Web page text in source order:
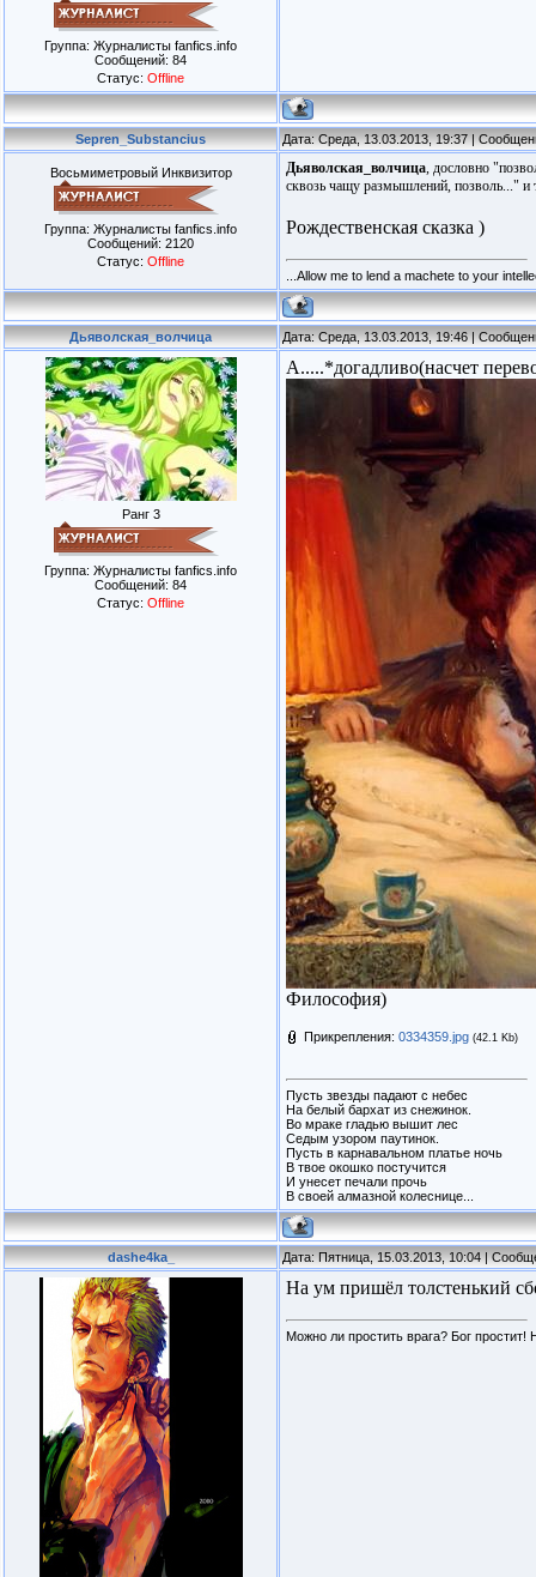
Группа: Журналисты fanfics.info
Сообщений: 84
Статус: Offline
Sepren_Substancius Дата: Среда, 13.03.2013, 19:37 |
Восьмиметровый Инквизитор
Группа: Журналисты fanfics.info
Сообщений: 2120
Статус: Offline
Дьяволская_волчица, дословно
сквозь чащу размышлений, позволь..." и
Рождественская сказка )
...Allow me to lend a machete to your
Дьяволская_волчица Дата: Среда, 13.03.2013, 19:46 |
Ранг 3
Группа: Журналисты fanfics.info
Сообщений: 84
Статус: Offline
А.....*догадливо(насчет
Философия)
Прикрепления: 0334359.jpg (42.1 Kb)
Пусть звезды падают с небес
На белый бархат из снежинок.
Во мраке гладью вышит лес
Седым узором паутинок.
Пусть в карнавальном платье ночь
В твое окошко постучится
И унесет печали прочь
В своей алмазной колеснице...
dashe4ka_ Дата: Пятница, 15.03.2013, 10:04 |
На ум пришёл толстенький
Можно ли простить врага? Бог